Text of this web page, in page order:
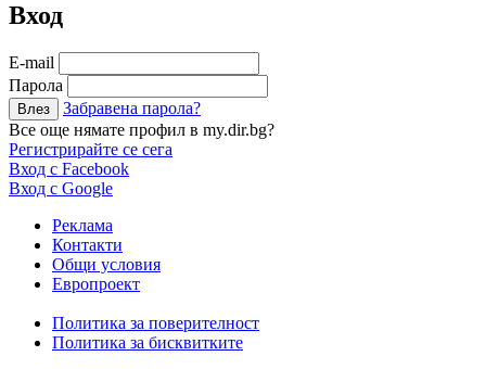
Вход
Е-mail
Парола
Забравена парола?
Все още нямате профил в my.dir.bg?
Регистрирайте се сега
Вход с Facebook
Вход с Google
Реклама
Контакти
Общи условия
Европроект
Политика за поверителност
Политика за бисквитките